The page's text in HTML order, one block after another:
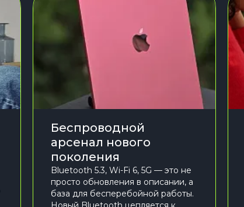
Беспроводной
арсенал нового
поколения
Bluetooth 5.3, Wi-Fi 6, 5G — это не
просто обновления в описании, а
база для бесперебойной работы.